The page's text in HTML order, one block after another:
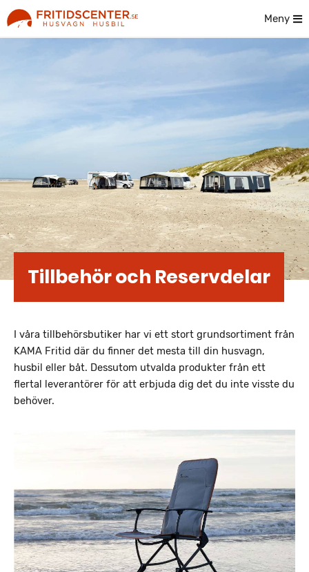
Meny
Tillbehör och Reservdelar
I våra tillbehörsbutiker har vi ett stort grundsortiment från
KAMA Fritid där du finner det mesta till din husvagn,
husbil eller båt. Dessutom utvalda produkter från ett
flertal leverantörer för att erbjuda dig det du inte visste du
behöver.